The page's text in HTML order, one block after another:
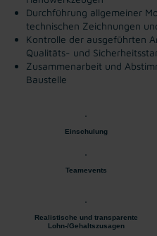
Durchführung allgemeiner
technischen Zeichnungen
Kontrolle der ausgeführten
Qualitäts- und
Zusammenarbeit und
Baustelle
Einschulung
Teamevents
Realistische und transparente
Lohn-/Gehaltszusagen